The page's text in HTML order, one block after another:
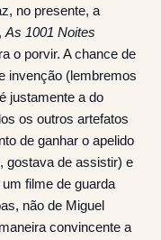
no presente, a
As 1001 Noites
o porvir. A chance de
invenção (lembremos
justamente a do
os outros artefatos
de ganhar o apelido
gostava de assistir) e
filme de guarda
não de Miguel
convincente a